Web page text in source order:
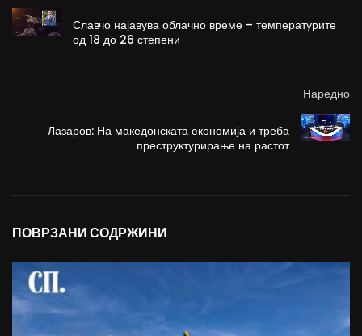
Славчо најавува облачно време – температурите
од 18 до 26 степени
Наредно
Лазаров: На македонската економија и треба
преструктурирање на растот
ПОВРЗАНИ СОДРЖИНИ